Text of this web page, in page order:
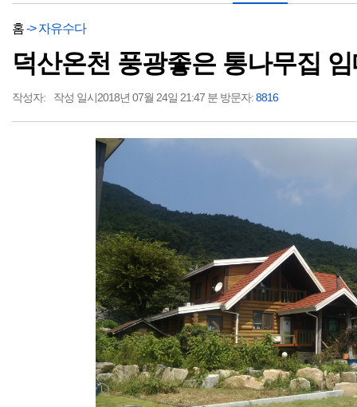
홈-> 자유수다
덕산온천 풍광좋은 통나무집
작성자: 작성 일시2018년 07월 24일 21:47 분 방문자:8816